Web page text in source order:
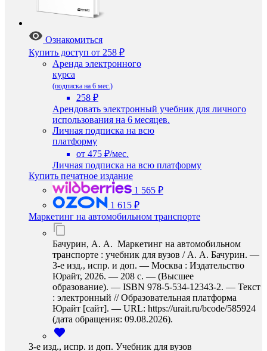
Ознакомиться
Купить доступ от 258 ₽
Аренда электронного
курса
(подписка на 6 мес.)
258 ₽
Арендовать электронный учебник для личного
использования на 6 месяцев.
Личная подписка на всю
платформу
от 475 ₽/мес.
Личная подписка на всю платформу
Купить печатное издание
1 565 ₽
1 615 ₽
Маркетинг на автомобильном транспорте
Бачурин, А. А. Маркетинг на автомобильном
транспорте : учебник для вузов / А. А. Бачурин. —
3-е изд., испр. и доп. — Москва : Издательство
Юрайт, 2026. — 208 с. — (Высшее
образование). — ISBN 978-5-534-12343-2. — Текст
: электронный // Образовательная платформа
Юрайт [сайт]. — URL: https://urait.ru/bcode/585924
(дата обращения: 09.08.2026).
3-е изд., испр. и доп. Учебник для вузов